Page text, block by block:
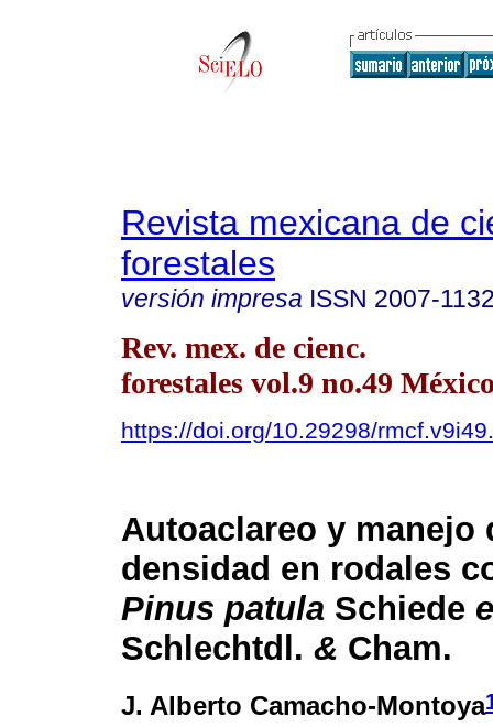
Revista mexicana de
forestales
versión impresa ISSN 2007-
Rev. mex. de cienc.
forestales vol.9 no.49
https://doi.org/10.29298/
Autoaclareo y manejo
densidad en rodales
Pinus patula Schiede
Schlechtdl. & Cham.
J. Alberto Camacho-Montoya